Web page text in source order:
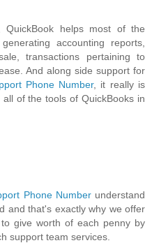
QuickBook helps most of the
accounting reports,
transactions pertaining to
And along side support for
Phone Number, it really is
of the tools of QuickBooks in
Phone Numberunderstand
and that's exactly why we offer
give worth of each penny by
support team services.